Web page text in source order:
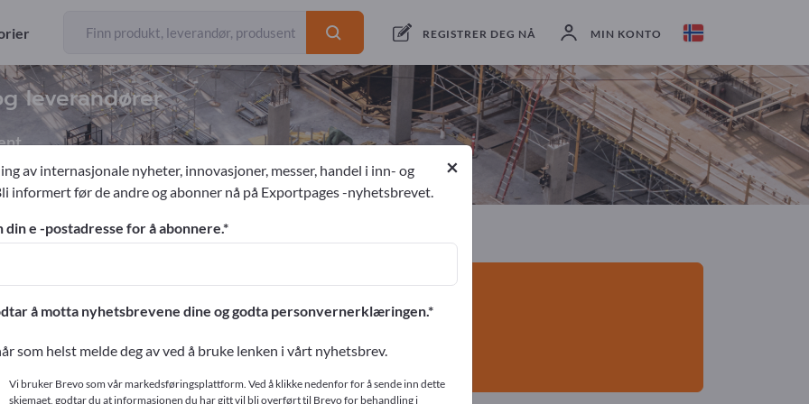
REGISTRER DEG NÅ MIN KONTO
leverandører
eksportører Produsent
& løfte Heiser
>> start her
på Exportpages.
×
av internasjonale nyheter, innovasjoner, messer, handel i inn- og
informert før de andre og abonner nå på Exportpages -nyhetsbrevet.
din e -postadresse for å abonnere.
å motta nyhetsbrevene dine og godta personvernerklæringen.
som helst melde deg av ved å bruke lenken i vårt nyhetsbrev.
Vi bruker Brevo som vår markedsføringsplattform. Ved å klikke nedenfor for å sende inn dette
skjemaet, godtar du at informasjonen du har gitt vil bli overført til Brevo for behandling i